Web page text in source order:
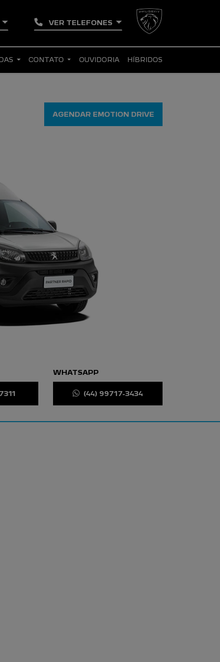
VER TELEFONES
CONTATO OUVIDORIA HÍBRIDOS
AGENDAR EMOTION DRIVE
WHATSAPP
(44) 99717-3434